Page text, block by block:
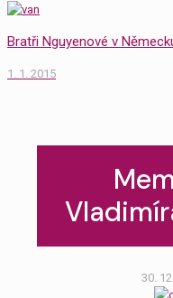
Bratři Nguyenové v
1. 1. 2015
30.